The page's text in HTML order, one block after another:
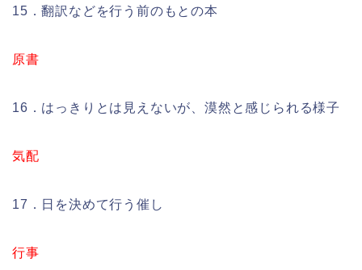
15．翻訳などを行う前のもとの本
原書
16．はっきりとは見えないが、漠然と感じられる様子
気配
17．日を決めて行う催し
行事